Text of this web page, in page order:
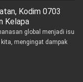
Kodim 0703
Kelapa
global menjadi isu
mengingat dampak